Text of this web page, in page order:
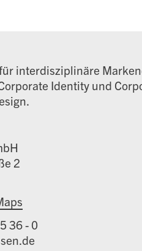
interdisziplinäre
Identity und
2
36 - 0